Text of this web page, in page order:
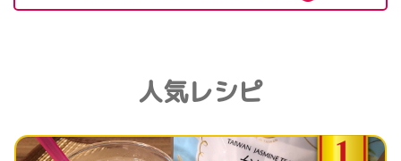
人気レシピ